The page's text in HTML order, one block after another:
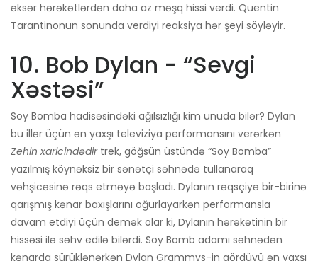
əksər hərəkətlərdən daha az məşq hissi verdi. Quentin
Tarantinonun sonunda verdiyi reaksiya hər şeyi söyləyir.
10. Bob Dylan - “Sevgi
Xəstəsi”
Soy Bomba hadisəsindəki ağılsızlığı kim unuda bilər? Dylan
bu illər üçün ən yaxşı televiziya performansını verərkən
Zehin xaricindədirtrek, göğsün üstündə “Soy Bomba”
yazılmış köynəksiz bir sənətçi səhnədə tullanaraq
vəhşicəsinə rəqs etməyə başladı. Dylanın rəqsçiyə bir-birinə
qarışmış kənar baxışlarını oğurlayarkən performansla
davam etdiyi üçün demək olar ki, Dylanın hərəkətinin bir
hissəsi ilə səhv edilə bilərdi. Soy Bomb adamı səhnədən
kənarda sürüklənərkən Dylan Grammys-in gördüyü ən yaxşı